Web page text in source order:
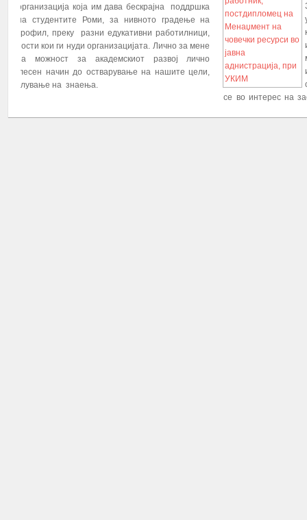
бескрајна поддршка
нивното градење на
работилници,
Лично за мене
развој лично
на нашите цели,
За мене Ромаверзитас
учење,
капацитетите,соработка и
искуства меѓу студентите
место на кое што се собира
интелектуална маса која
се насочи кон превземање
се во интерес на заедницата а го засегаат и